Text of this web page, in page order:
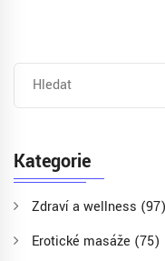
Kategorie
Zdraví a wellness (97)
Erotické masáže (75)